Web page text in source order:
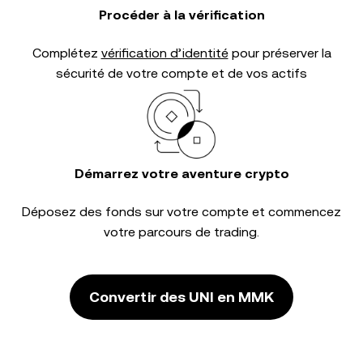
Procéder à la vérification
Complétez vérification d’identitépour préserver la
sécurité de votre compte et de vos actifs
Démarrez votre aventure crypto
Déposez des fonds sur votre compte et commencez
votre parcours de trading.
Convertir des UNI en MMK